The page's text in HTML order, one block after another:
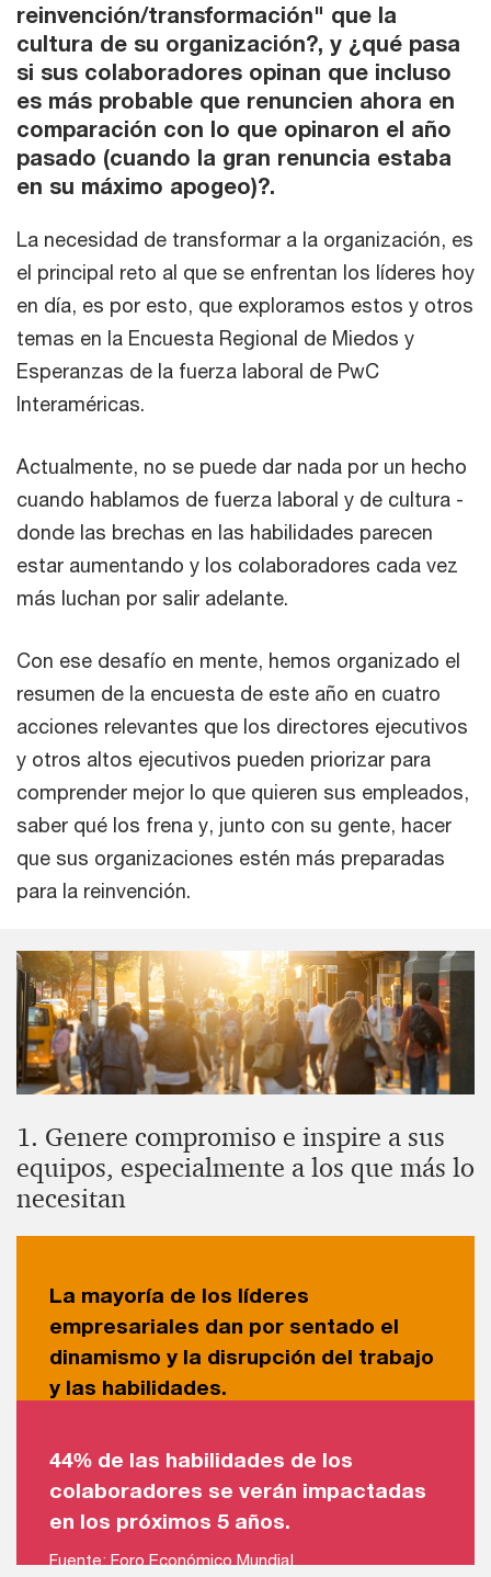
reinvención/transformación" que la
cultura de su organización?, y ¿qué pasa
si sus colaboradores opinan que incluso
es más probable que renuncien ahora en
comparación con lo que opinaron el año
pasado (cuando la gran renuncia estaba
en su máximo apogeo)?.
La necesidad de transformar a la organización, es
el principal reto al que se enfrentan los líderes hoy
en día, es por esto, que exploramos estos y otros
temas en la Encuesta Regional de Miedos y
Esperanzas de la fuerza laboral de PwC
Interaméricas.
Actualmente, no se puede dar nada por un hecho
cuando hablamos de fuerza laboral y de cultura -
donde las brechas en las habilidades parecen
estar aumentando y los colaboradores cada vez
más luchan por salir adelante.
Con ese desafío en mente, hemos organizado el
resumen de la encuesta de este año en cuatro
acciones relevantes que los directores ejecutivos
y otros altos ejecutivos pueden priorizar para
comprender mejor lo que quieren sus empleados,
saber qué los frena y, junto con su gente, hacer
que sus organizaciones estén más preparadas
para la reinvención.
1. Genere compromiso e inspire a sus
equipos, especialmente a los que más lo
necesitan
La mayoría de los líderes
empresariales dan por sentado el
dinamismo y la disrupción del trabajo
y las habilidades.
44% de las habilidades de los
colaboradores se verán impactadas
en los próximos 5 años.
Fuente: Foro Económico Mundial